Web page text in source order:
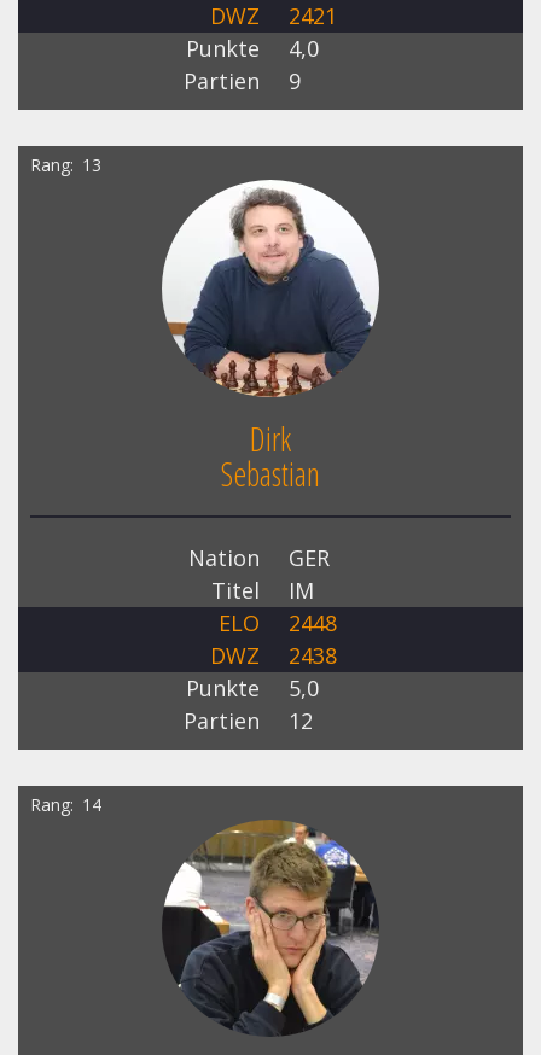
DWZ
2421
Punkte
4,0
Partien
9
Rang 13
Dirk
Sebastian
Nation
GER
Titel
IM
ELO
2448
DWZ
2438
Punkte
5,0
Partien
12
Rang 14